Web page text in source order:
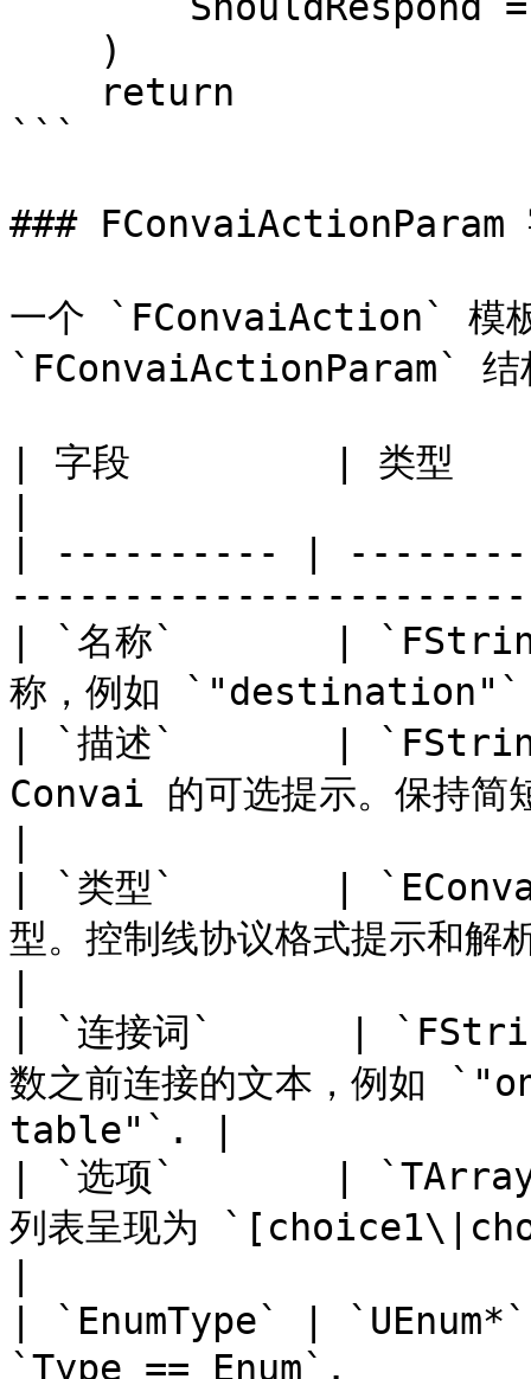
```
### FConvaiActionParam
一个 `FConvaiAction` 模板
`FConvaiActionParam` 结
| 字段         | 类
| ---------- |
| `名称`       |
称，例如
| `描述`       |
Convai 的可选提示。保持简
| `类型`       |
型。控制线协议格式提示和解
| `连接词`      |
数之前连接的文本，例
table"`. |
| `选项`       |
列表呈现为
| `EnumType` |
`Type == Enum`.